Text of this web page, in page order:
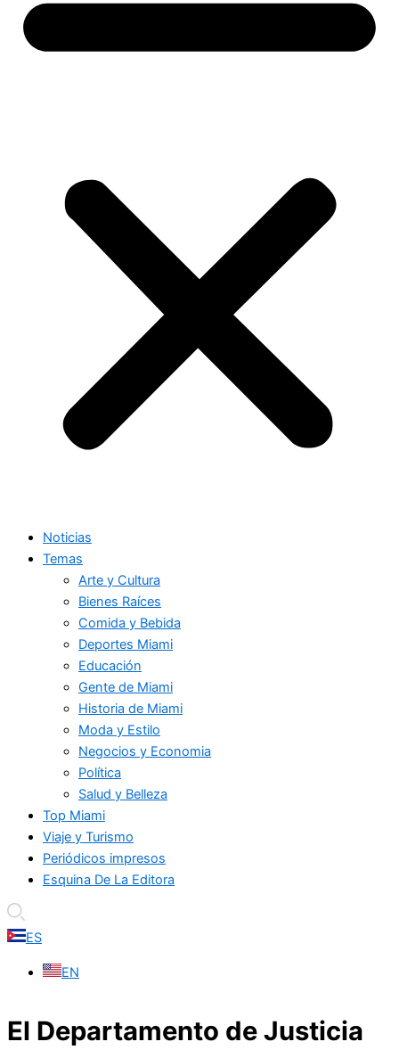
Noticias
Temas
Arte y Cultura
Bienes Raíces
Comida y Bebida
Deportes Miami
Educación
Gente de Miami
Historia de Miami
Moda y Estilo
Negocios y Economia
Política
Salud y Belleza
Top Miami
Viaje y Turismo
Periódicos impresos
Esquina De La Editora
ES
EN
El Departamento de Justicia